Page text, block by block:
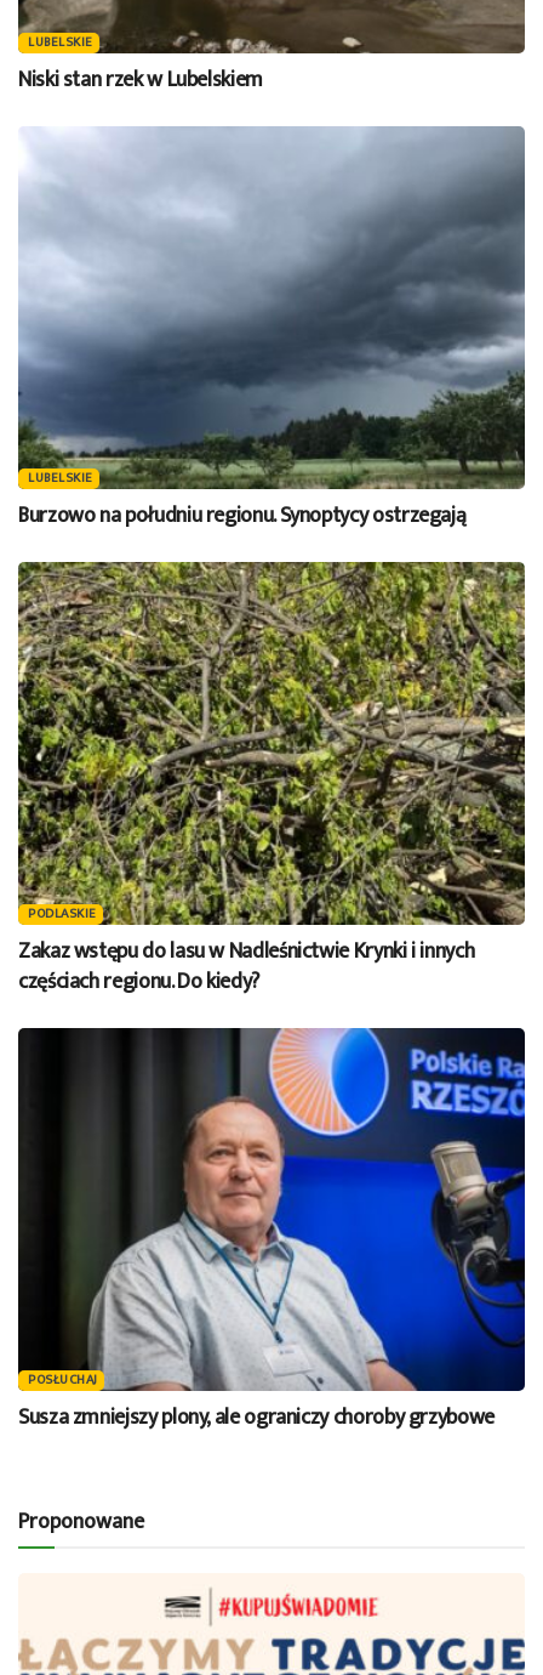
LUBELSKIE
Niski stan rzek w Lubelskiem
LUBELSKIE
Burzowo na południu regionu. Synoptycy ostrzegają
PODLASKIE
Zakaz wstępu do lasu w Nadleśnictwie Krynki i innych
częściach regionu. Do kiedy?
POSŁUCHAJ
Susza zmniejszy plony, ale ograniczy choroby grzybowe
Proponowane